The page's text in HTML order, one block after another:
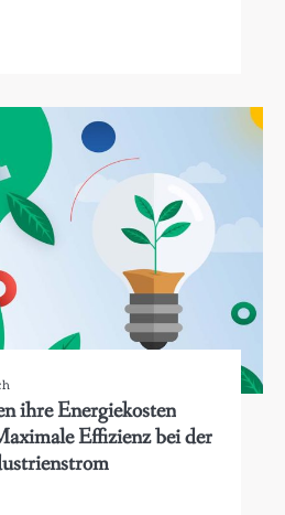
ihre Energiekosten
Effizienz bei der